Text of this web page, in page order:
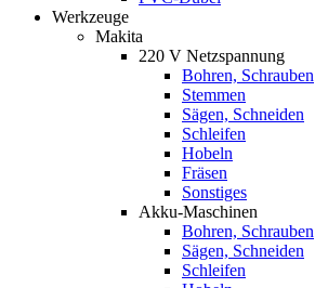
Werkzeuge
Makita
220 V Netzspannung
Bohren, Schrauben
Stemmen
Sägen, Schneiden
Schleifen
Hobeln
Fräsen
Sonstiges
Akku-Maschinen
Bohren, Schrauben
Sägen, Schneiden
Schleifen